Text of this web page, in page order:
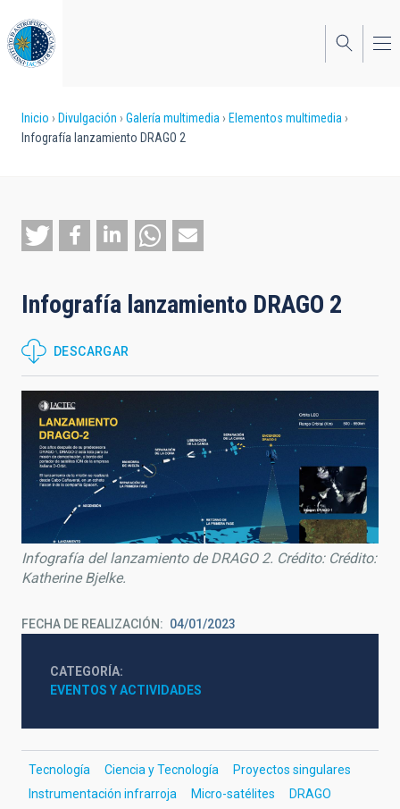
al
contenido
principal
Sobrescribir
enlaces
ayuda
a
navegación
Inicio Divulgación Galería multimedia
Elementos multimedia
Infografía lanzamiento DRAGO 2
Infografía lanzamiento DRAGO 2
DESCARGAR
Infografía del lanzamiento de DRAGO 2. Crédito: Crédito:
Katherine Bjelke.
FECHA DE REALIZACIÓN 04/01/2023
CATEGORÍA
EVENTOS Y ACTIVIDADES
Tecnología Ciencia y Tecnología
Proyectos singulares
Instrumentación infrarroja
Micro-satélites DRAGO